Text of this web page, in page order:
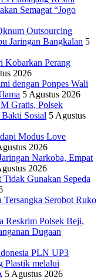
Semagat “Jogo
Outsourcing
Jaringan Bangkalan 5
Kobarkan Perang
2026
dengan Ponpes Wali
5 Agustus 2026
Gratis, Polsek
Sosial 5 Agustus
Modus Love
2026
Narkoba, Empat
2026
Gunakan Sepeda
Tersangka Serobot Ruko
Reskrim Polsek Beji,
Dugaan
PLN UP3
Plastik melalui
5 Agustus 2026